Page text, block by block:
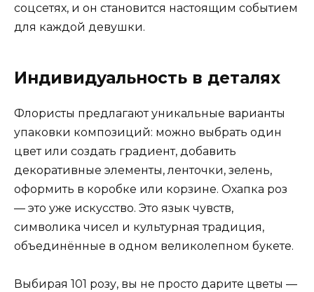
соцсетях, и он становится настоящим событием
для каждой девушки.
Индивидуальность в деталях
Флористы предлагают уникальные варианты
упаковки композиций: можно выбрать один
цвет или создать градиент, добавить
декоративные элементы, ленточки, зелень,
оформить в коробке или корзине. Охапка роз
— это уже искусство. Это язык чувств,
символика чисел и культурная традиция,
объединённые в одном великолепном букете.
Выбирая 101 розу, вы не просто дарите цветы —